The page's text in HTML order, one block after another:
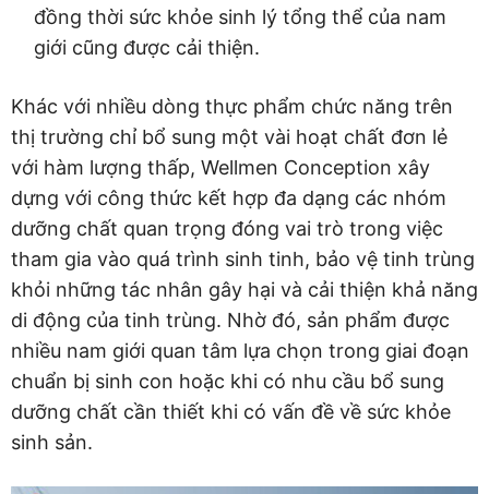
đồng thời sức khỏe sinh lý tổng thể của nam
giới cũng được cải thiện.
Khác với nhiều dòng thực phẩm chức năng trên
thị trường chỉ bổ sung một vài hoạt chất đơn lẻ
với hàm lượng thấp, Wellmen Conception xây
dựng với công thức kết hợp đa dạng các nhóm
dưỡng chất quan trọng đóng vai trò trong việc
tham gia vào quá trình sinh tinh, bảo vệ tinh trùng
khỏi những tác nhân gây hại và cải thiện khả năng
di động của tinh trùng. Nhờ đó, sản phẩm được
nhiều nam giới quan tâm lựa chọn trong giai đoạn
chuẩn bị sinh con hoặc khi có nhu cầu bổ sung
dưỡng chất cần thiết khi có vấn đề về sức khỏe
sinh sản.